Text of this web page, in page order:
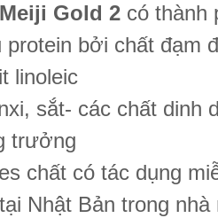
Gold 2 có thành
protein bởi chất đạm
linoleic
sắt- các chất dinh
trưởng
chất có tác dụng
Nhật Bản trong